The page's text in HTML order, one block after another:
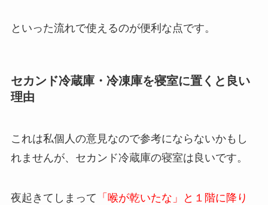
といった流れで使えるのが便利な点です。
セカンド冷蔵庫・冷凍庫を寝室に置くと良い
理由
これは私個人の意見なので参考にならないかもし
れませんが、セカンド冷蔵庫の寝室は良いです。
夜起きてしまって 「喉が乾いたな」と１階に降り